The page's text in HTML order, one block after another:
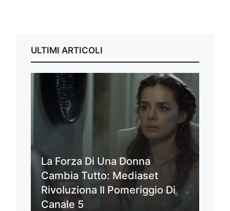
ULTIMI ARTICOLI
La Forza Di Una Donna
Cambia Tutto: Mediaset
Rivoluziona Il Pomeriggio Di
Canale 5